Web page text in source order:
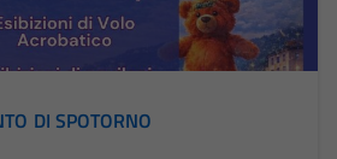
DI SPOTORNO